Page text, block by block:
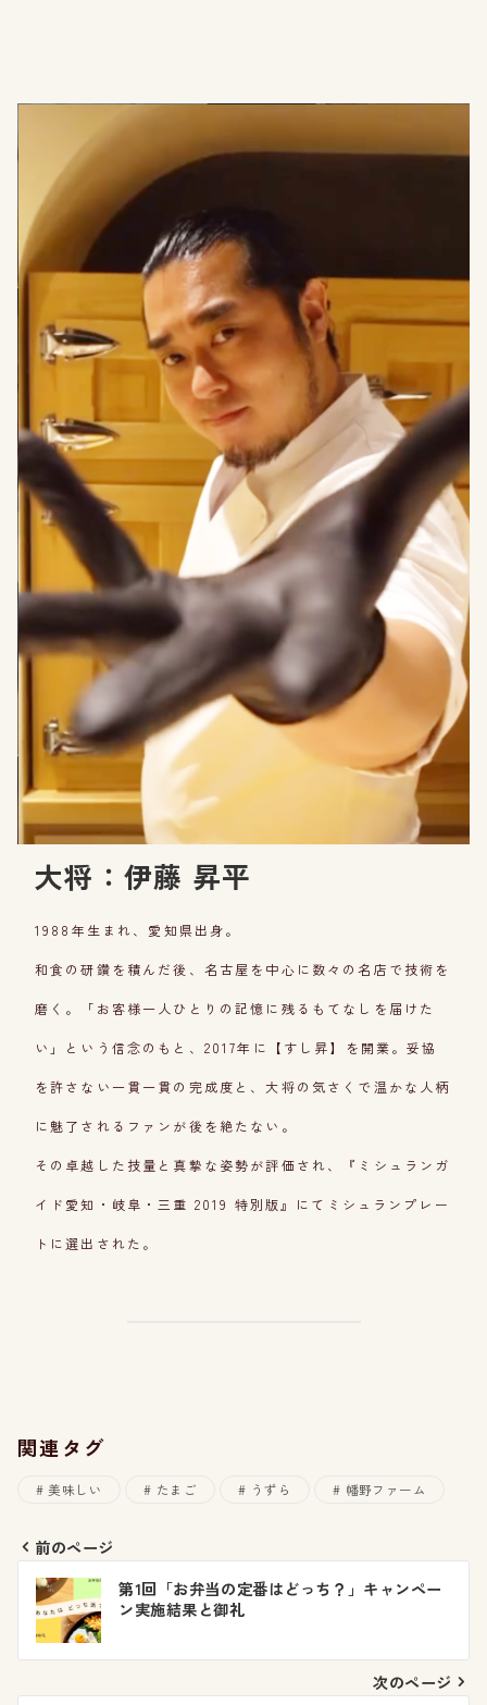
大将：伊藤 昇平
1988年生まれ、愛知県出身。
和食の研鑽を積んだ後、名古屋を中心に数々の名店で技術を
磨く。「お客様一人ひとりの記憶に残るもてなしを届けた
い」という信念のもと、2017年に【すし昇】を開業。妥協
を許さない一貫一貫の完成度と、大将の気さくで温かな人柄
に魅了されるファンが後を絶たない。
その卓越した技量と真摯な姿勢が評価され、『ミシュランガ
イド愛知・岐阜・三重 2019 特別版』にてミシュランプレー
トに選出された。
関連タグ
美味しい たまご うずら 幡野ファーム
投
稿
前のページ
第1回「お弁当の定番はどっち？」キャンペー
ン実施結果と御礼
次のページ